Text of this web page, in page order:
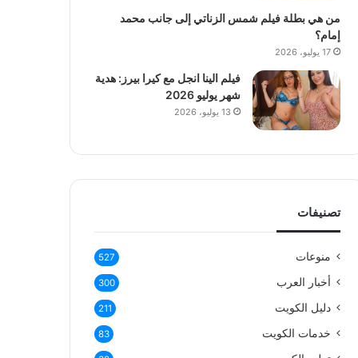
من هي بطلة فيلم شمس الزناتي إلى جانب محمد
إمام؟
17 يوليو، 2026
فيلم الينا انجل مع كيرا بيرز: هدية
شهر يوليو 2026
13 يوليو، 2026
تصنيفات
منوعات 527
أخبار العرب 300
دليل الكويت 211
خدمات الكويت 83